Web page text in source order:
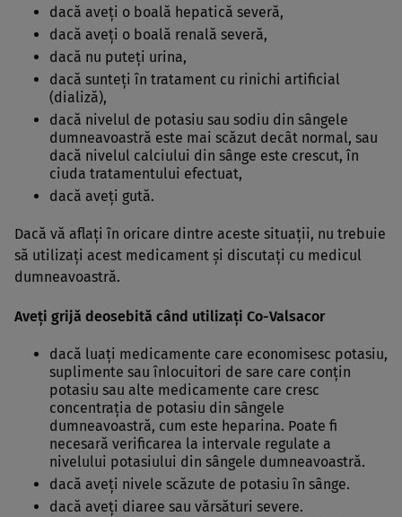
dacă aveţi o boală hepatică severă,
dacă aveţi o boală renală severă,
dacă nu puteţi urina,
dacă sunteţi în tratament cu rinichi artificial
(dializă),
dacă nivelul de potasiu sau sodiu din sângele
dumneavoastră este mai scăzut decât normal, sau
dacă nivelul calciului din sânge este crescut, în
ciuda tratamentului efectuat,
dacă aveţi gută.
Dacă vă aflaţi în oricare dintre aceste situaţii, nu trebuie
să utilizaţi acest medicament şi discutaţi cu medicul
dumneavoastră.
Aveţi grijă deosebită când utilizaţi Co-Valsacor
dacă luaţi medicamente care economisesc potasiu,
suplimente sau înlocuitori de sare care conţin
potasiu sau alte medicamente care cresc
concentraţia de potasiu din sângele
dumneavoastră, cum este heparina. Poate fi
necesară verificarea la intervale regulate a
nivelului potasiului din sângele dumneavoastră.
dacă aveţi nivele scăzute de potasiu în sânge.
dacă aveţi diaree sau vărsături severe.